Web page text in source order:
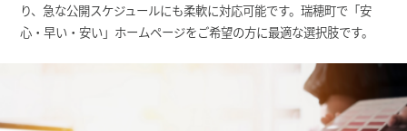
り、急な公開スケジュールにも柔軟に対応可能です。瑞穂町で「安
心・早い・安い」ホームページをご希望の方に最適な選択肢です。